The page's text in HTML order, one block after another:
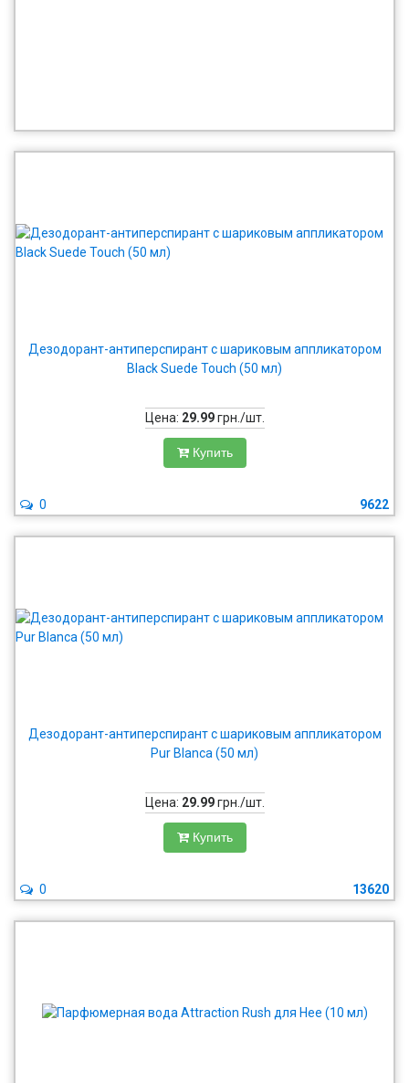
Дезодорант-антиперспирант с шариковым аппликатором
Black Suede Touch (50 мл)
Цена: 29.99грн./шт.
Купить
9622
0
Дезодорант-антиперспирант с шариковым аппликатором
Pur Blanca (50 мл)
Цена: 29.99грн./шт.
Купить
13620
0